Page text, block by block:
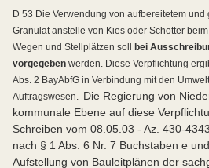
D 53 Die Verwendung von aufbereitetem
Granulat anstelle von Kies oder Schotter
Wegen und Stellplätzen soll
bei
vorgegeben werden. Diese Verpflichtung
Abs. 2 BayAbfG in Verbindung mit den
Auftragswesen. Die Regierung von
kommunale Ebene auf diese
Schreiben vom 08.05.03 - Az. 430-
nach § 1 Abs. 6 Nr. 7 Buchstaben e
Aufstellung von Bauleitplänen der